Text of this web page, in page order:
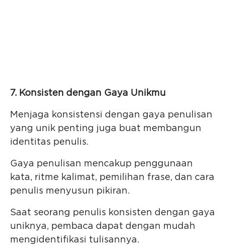
7. Konsisten dengan Gaya Unikmu
Menjaga konsistensi dengan gaya penulisan
yang unik penting juga buat membangun
identitas penulis.
Gaya penulisan mencakup penggunaan
kata, ritme kalimat, pemilihan frase, dan cara
penulis menyusun pikiran.
Saat seorang penulis konsisten dengan gaya
uniknya, pembaca dapat dengan mudah
mengidentifikasi tulisannya.